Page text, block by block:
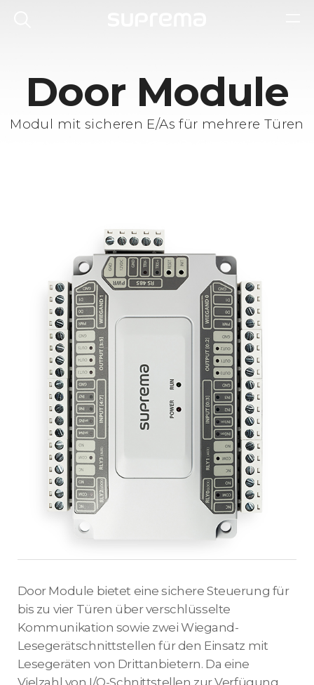
Door Module
Modul mit sicheren E/As für mehrere Türen
Door Module bietet eine sichere Steuerung für
bis zu vier Türen über verschlüsselte
Kommunikation sowie zwei Wiegand-
Lesegerätschnittstellen für den Einsatz mit
Lesegeräten von Drittanbietern. Da eine